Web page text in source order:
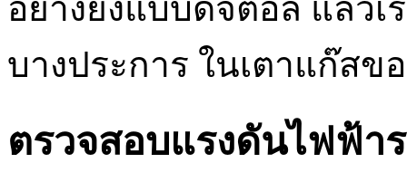
อย่างยิ่งแบบดิจิตอล แล้วเ
บางประการ ในเตาแก๊ส
ตรวจสอบแรงดันไฟฟ้า